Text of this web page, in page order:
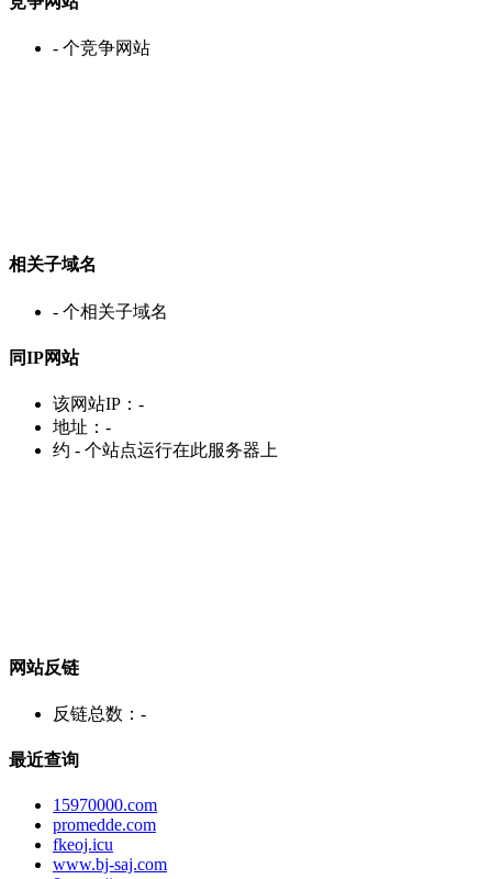
- 个竞争网站
相关子域名
- 个相关子域名
同IP网站
该网站IP： -
地址： -
约 - 个站点运行在此服务器上
网站反链
反链总数： -
最近查询
15970000.com
promedde.com
fkeoj.icu
www.bj-saj.com